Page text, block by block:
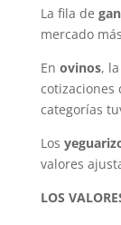
La fila de
mercado
En ovinos,
cotizaciones
categorías
Los
valores
LOS